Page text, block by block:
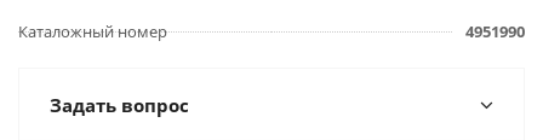
Каталожный номер 4951990
Задать вопрос